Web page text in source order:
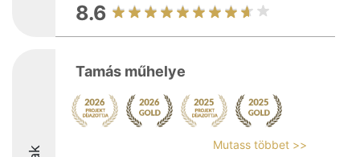
8.6
Tamás műhelye
Mutass többet >>